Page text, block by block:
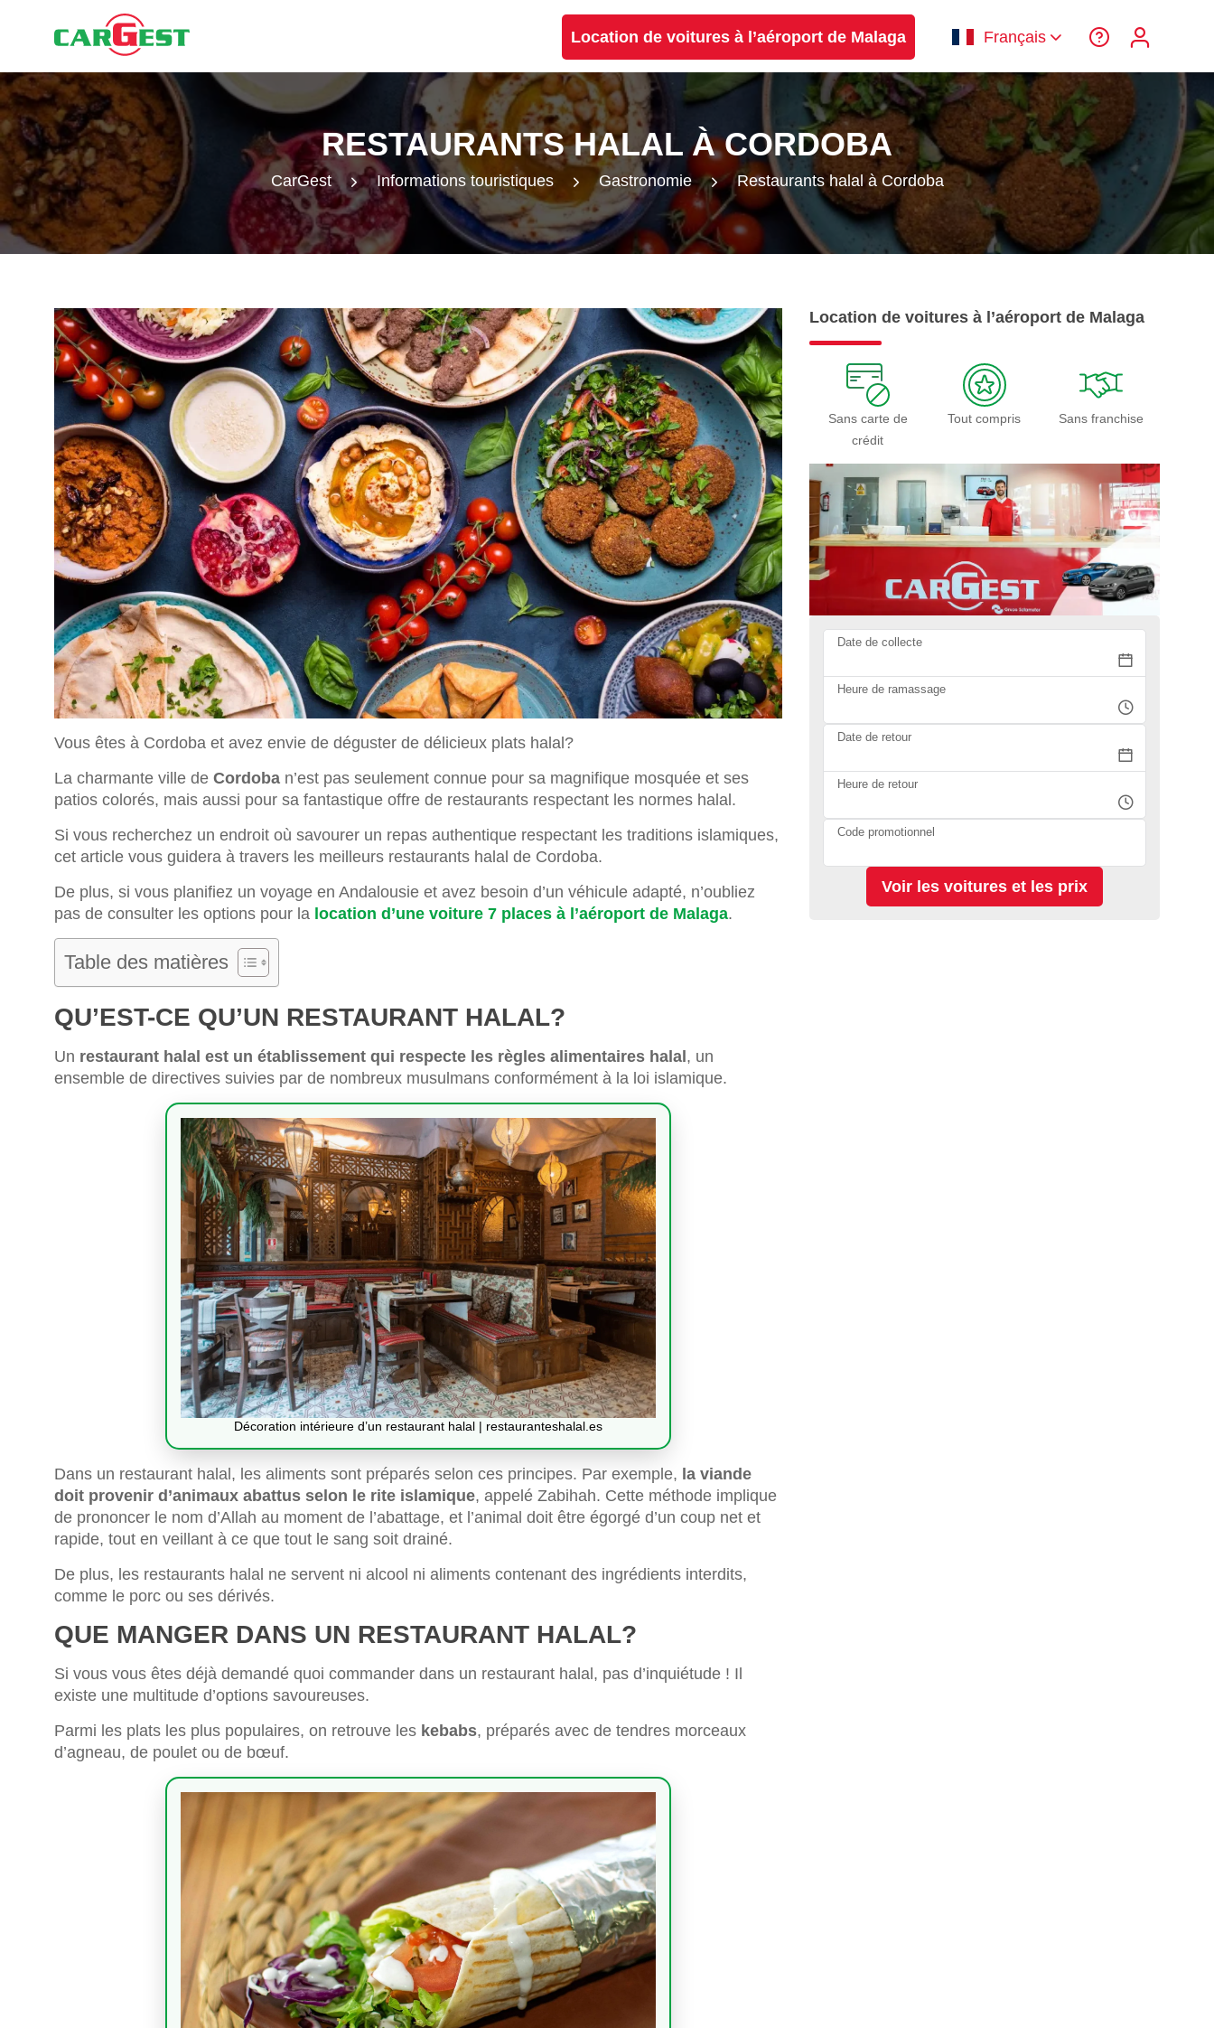
Location de voitures à l’aéroport de Malaga Français
RESTAURANTS HALAL À CORDOBA
CarGest Informations touristiques Gastronomie Restaurants halal à Cordoba
Vous êtes à Cordoba et avez envie de déguster de délicieux plats halal?
La charmante ville de Cordoba n’est pas seulement connue pour sa magnifique mosquée et ses
patios colorés, mais aussi pour sa fantastique offre de restaurants respectant les normes halal.
Si vous recherchez un endroit où savourer un repas authentique respectant les traditions islamiques,
cet article vous guidera à travers les meilleurs restaurants halal de Cordoba.
De plus, si vous planifiez un voyage en Andalousie et avez besoin d’un véhicule adapté, n’oubliez
pas de consulter les options pour la location d’une voiture 7 places à l’aéroport de Malaga.
Table des matières
QU’EST-CE QU’UN RESTAURANT HALAL?
Un restaurant halal est un établissement qui respecte les règles alimentaires halal, un
ensemble de directives suivies par de nombreux musulmans conformément à la loi islamique.
Décoration intérieure d’un restaurant halal | restauranteshalal.es
Dans un restaurant halal, les aliments sont préparés selon ces principes. Par exemple, la viande
doit provenir d’animaux abattus selon le rite islamique, appelé Zabihah. Cette méthode implique
de prononcer le nom d’Allah au moment de l’abattage, et l’animal doit être égorgé d’un coup net et
rapide, tout en veillant à ce que tout le sang soit drainé.
De plus, les restaurants halal ne servent ni alcool ni aliments contenant des ingrédients interdits,
comme le porc ou ses dérivés.
QUE MANGER DANS UN RESTAURANT HALAL?
Si vous vous êtes déjà demandé quoi commander dans un restaurant halal, pas d’inquiétude ! Il
existe une multitude d’options savoureuses.
Parmi les plats les plus populaires, on retrouve les kebabs, préparés avec de tendres morceaux
d’agneau, de poulet ou de bœuf.
Location de voitures à l’aéroport de Malaga
Sans carte de
crédit
Tout compris Sans franchise
Date de collecte
Heure de ramassage
Date de retour
Heure de retour
Code promotionnel